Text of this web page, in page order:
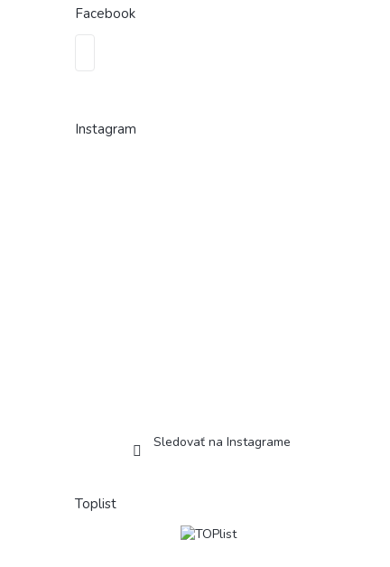
Facebook
Instagram
Sledovať na Instagrame
Toplist